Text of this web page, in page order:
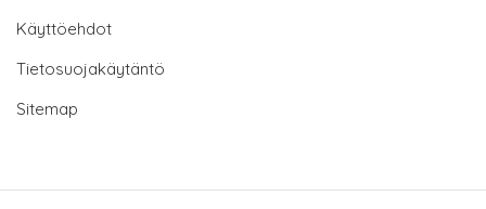
Käyttöehdot
Tietosuojakäytäntö
Sitemap